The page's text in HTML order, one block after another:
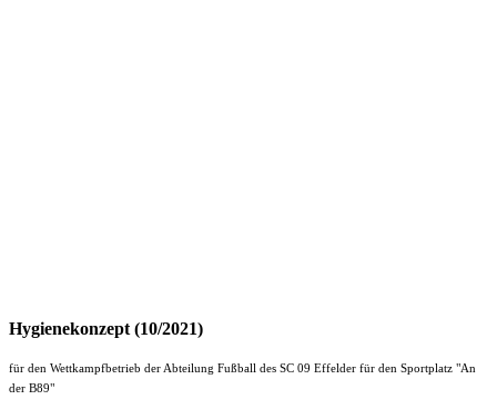
Hygienekonzept (10/2021)
für den Wettkampfbetrieb der Abteilung Fußball des SC 09 Effelder für den Sportplatz "An
der B89"